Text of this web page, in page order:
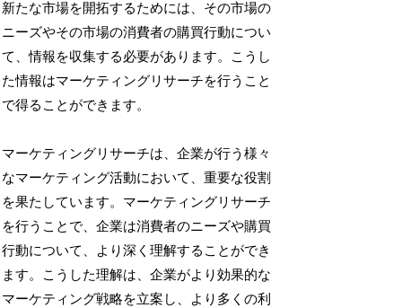
新たな市場を開拓するためには、その市場の
ニーズやその市場の消費者の購買行動につい
て、情報を収集する必要があります。こうし
た情報はマーケティングリサーチを行うこと
で得ることができます。
マーケティングリサーチは、企業が行う様々
なマーケティング活動において、重要な役割
を果たしています。マーケティングリサーチ
を行うことで、企業は消費者のニーズや購買
行動について、より深く理解することができ
ます。こうした理解は、企業がより効果的な
マーケティング戦略を立案し、より多くの利